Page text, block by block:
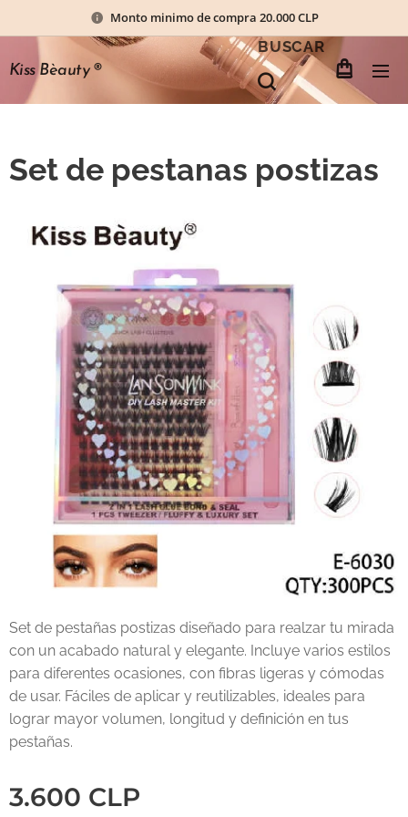
Monto minimo de compra 20.000 CLP
Kiss Bèauty®
BUSCAR
Set de pestanas postizas
Set de pestañas postizas diseñado para realzar tu mirada
con un acabado natural y elegante. Incluye varios estilos
para diferentes ocasiones, con fibras ligeras y cómodas
de usar. Fáciles de aplicar y reutilizables, ideales para
lograr mayor volumen, longitud y definición en tus
pestañas.
3.600 CLP